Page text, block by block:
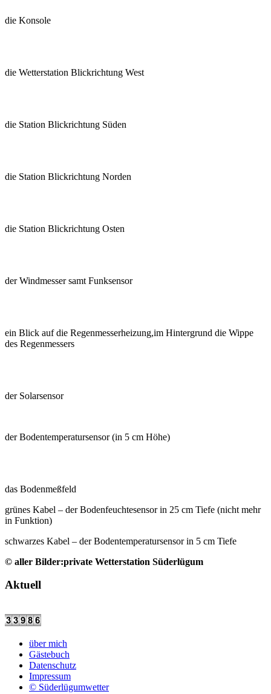
die Konsole
die Wetterstation Blickrichtung West
die Station Blickrichtung Süden
die Station Blickrichtung Norden
die Station Blickrichtung Osten
der Windmesser samt Funksensor
ein Blick auf die Regenmesserheizung,im Hintergrund die Wippe
des Regenmessers
der Solarsensor
der Bodentemperatursensor (in 5 cm Höhe)
das Bodenmeßfeld
grünes Kabel – der Bodenfeuchtesensor in 25 cm Tiefe (nicht mehr
in Funktion)
schwarzes Kabel – der Bodentemperatursensor in 5 cm Tiefe
© aller Bilder:private Wetterstation Süderlügum
Aktuell
über mich
Gästebuch
Datenschutz
Impressum
© Süderlügumwetter